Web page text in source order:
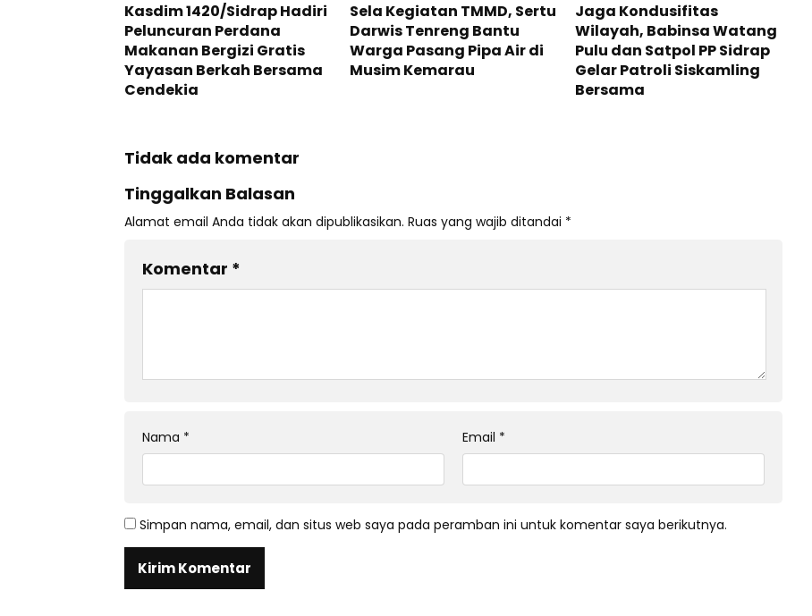
Kasdim 1420/Sidrap Hadiri
Peluncuran Perdana
Makanan Bergizi Gratis
Yayasan Berkah Bersama
Cendekia
Sela Kegiatan TMMD, Sertu
Darwis Tenreng Bantu
Warga Pasang Pipa Air di
Musim Kemarau
​Jaga Kondusifitas
Wilayah, Babinsa Watang
Pulu dan Satpol PP Sidrap
Gelar Patroli Siskamling
Bersama
Tidak ada komentar
Tinggalkan Balasan
Alamat email Anda tidak akan dipublikasikan. Ruas yang wajib ditandai *
Komentar *
Nama * Email *
Simpan nama, email, dan situs web saya pada peramban ini untuk komentar saya berikutnya.